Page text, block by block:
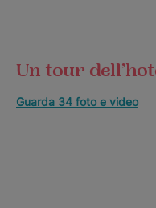
Un tour
Guarda 34 foto e video